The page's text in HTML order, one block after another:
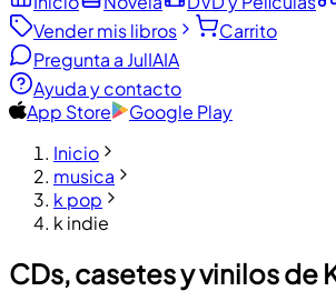
Vender mis libros
Carrito
Pregunta a JulIAIA
Ayuda y contacto
App Store
Google Play
Inicio
musica
k pop
k indie
CDs, casetes y vinilos